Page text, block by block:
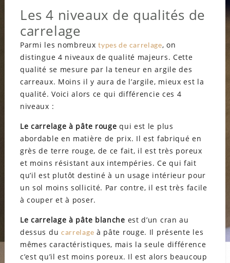
Les 4 niveaux de qualités de
carrelage
Parmi les nombreuxtypes de carrelage, on
distingue 4 niveaux de qualité majeurs. Cette
qualité se mesure par la teneur en argile des
carreaux. Moins il y aura de l’argile, mieux est la
qualité. Voici alors ce qui différencie ces 4
niveaux :
Le carrelageà pâte rouge qui est le plus
abordable en matière de prix. Il est fabriqué en
grès de terre rouge, de ce fait, il est très poreux
et moins résistant aux intempéries. Ce qui fait
qu’il est plutôt destiné à un usage intérieur pour
un sol moins sollicité. Par contre, il est très facile
à couper et à poser.
Le carrelageà pâte blanche est d’un cran au
dessus du carrelage à pâte rouge. Il présente les
mêmes caractéristiques, mais la seule différence
c’est qu’il est moins poreux. Il est alors beaucoup